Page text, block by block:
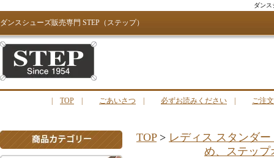
ダンス
ダンスシューズ販売専門 STEP（ステップ）
TOP ごあいさつ 必ずお読みください ご注
TOP> レディス スタンダ
め、ステップ